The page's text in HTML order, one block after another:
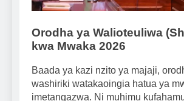
Orodha ya Walioteuliwa
kwa Mwaka 2026
Baada ya kazi nzito ya majaji,
washiriki watakaoingia hatua ya
imetangazwa. Ni muhimu